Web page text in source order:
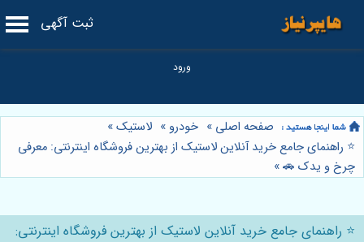
ثبت آگهی
صفحه اصلی » خودرو » لاستیک»
⭐️ راهنمای جامع خرید آنلاین لاستیک از بهترین فروشگاه اینترنتی: معرفی
چرخ و یدک 🚗»
⭐️ راهنمای جامع خرید آنلاین لاستیک از بهترین فروشگاه اینترنتی: